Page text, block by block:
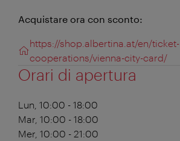
Acquistare ora con sconto:
https://shop.albertina.at/en/ticket-
cooperations/vienna-city-card/
Orari di apertura
Lun, 10:00 - 18:00
Mar, 10:00 - 18:00
Mer, 10:00 - 21:00